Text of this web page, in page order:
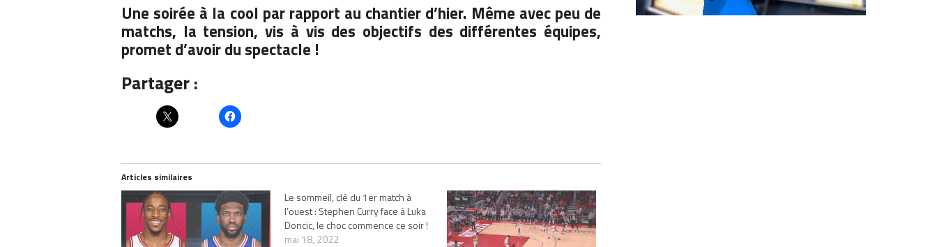
Une soirée à la cool par rapport au chantier d’hier. Même avec peu de
matchs, la tension, vis à vis des objectifs des différentes équipes,
promet d’avoir du spectacle !
Partager :
Articles similaires
Le sommeil, clé du 1er match à
l’ouest : Stephen Curry face à Luka
Doncic, le choc commence ce soir !
mai 18, 2022